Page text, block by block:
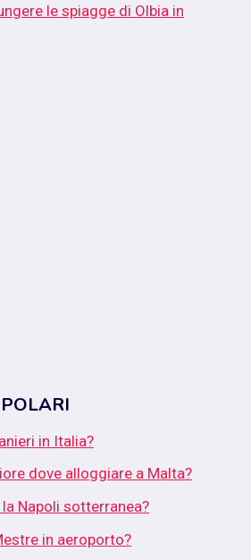
le spiagge di Olbia in
in Italia?
dove alloggiare a Malta?
Napoli sotterranea?
in aeroporto?